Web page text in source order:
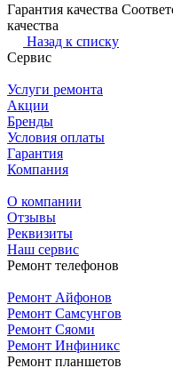
Гарантия качества
качества
Назад к списку
Сервис
Услуги ремонта
Акции
Бренды
Условия оплаты
Гарантия
Компания
О компании
Отзывы
Реквизиты
Наш сервис
Ремонт телефонов
Ремонт Айфонов
Ремонт Самсунгов
Ремонт Сяоми
Ремонт Инфиникс
Ремонт планшетов